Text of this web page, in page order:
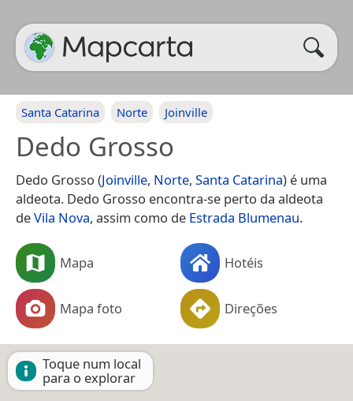
Santa Catarina Norte Joinville
Dedo Grosso
Dedo Grosso (Joinville, Norte, Santa Catarina) é uma
aldeota. Dedo Grosso encontra-se perto da aldeota
deVila Nova, assim como de Estrada Blumenau.
Mapa Hotéis
Mapa foto Direções
Toque num local
para o explorar